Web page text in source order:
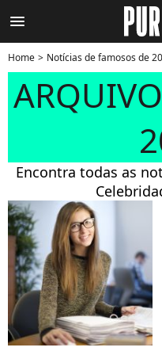
menu
Home Notícias de famosos de
Encontra todas as